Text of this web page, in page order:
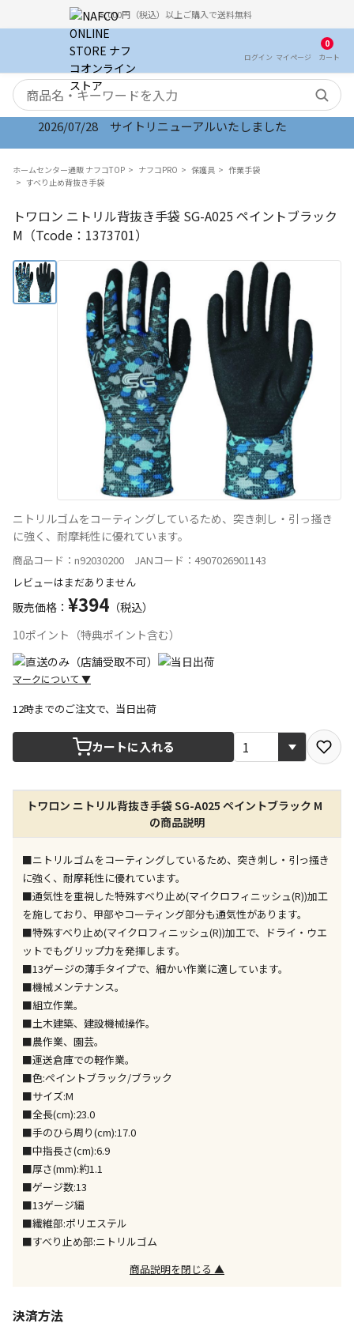
5,000円（税込）以上ご購入で送料無料
ログイン マイ ページ
0
カート
検索キーワード
2026/07/28 サイトリニューアルいたしました
ホームセンター通販 ナフコTOP ナフコPRO 保護具
作業手袋
すべり止め背抜き手袋
トワロン ニトリル背抜き手袋 SG-A025 ペイントブラック
M（Tcode：1373701）
ニトリルゴムをコーティングしているため、突き刺し・引っ掻き
に強く、耐摩耗性に優れています。
商品コード：n92030200 JANコード：4907026901143
レビューはまだありません
販売価格： ¥394 （税込）
10ポイント（特典ポイント含む）
マークについて ▼
宅配や店舗受取を選択できる商品です
店舗のみで受取できる商品です（宅配便でのお届けが
できません）
※同時購入の商品は、全て同じ店舗での受取となりま
す
特定の店舗のみで受取ができる商品です（宅配便での
お届けができません）
※同時購入の商品は、全て同じ店舗での受取となりま
す
委託業者によりお届けする商品です
※ほか商品との同時購入はできません。お手数です
が、ご購入手続きを分けてお買い求めください
※支払い方法の代金引換は選択できません。
※電話注文はできません。
宅配のみでお届けする商品です（店舗受取は選択でき
ません）
※「宅配・店舗受取」「宅配のみ」マークの商品のみ
同時購入が可能です
午前9時までのご注文確定した商品については、当日に
出荷いたします。
ただし、メーカーの営業日に基づき出荷手続きを行う
ため、通常よりお時間をいただく場合がございます。
また、日曜・祝日や年末年始などの長期休業期間中
は、休業明けからの出荷対応となります。
設置工事代金も含まれた商品です
12時までのご注文で、当日出荷
カートに入れる
トワロン ニトリル背抜き手袋 SG-A025 ペイントブラック M
の商品説明
■ニトリルゴムをコーティングしているため、突き刺し・引っ掻き
に強く、耐摩耗性に優れています。
■通気性を重視した特殊すべり止め(マイクロフィニッシュ(R))加工
を施しており、甲部やコーティング部分も通気性があります。
■特殊すべり止め(マイクロフィニッシュ(R))加工で、ドライ・ウエ
ットでもグリップ力を発揮します。
■13ゲージの薄手タイプで、細かい作業に適しています。
■機械メンテナンス。
■組立作業。
■土木建築、建設機械操作。
■農作業、園芸。
■運送倉庫での軽作業。
■色:ペイントブラック/ブラック
■サイズ:M
■全長(cm):23.0
■手のひら周り(cm):17.0
■中指長さ(cm):6.9
■厚さ(mm):約1.1
■ゲージ数:13
■13ゲージ編
■繊維部:ポリエステル
■すべり止め部:ニトリルゴム
商品説明を閉じる ▲
決済方法